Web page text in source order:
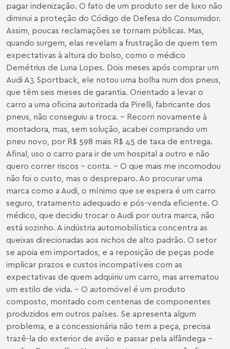
pagar indenização. O fato de um produto ser de luxo não
diminui a proteção do Código de Defesa do Consumidor.
Assim, poucas reclamações se tornam públicas. Mas,
quando surgem, elas revelam a frustração de quem tem
expectativas à altura do bolso, como o médico
Demétrius de Luna Lopes. Dois meses após comprar um
Audi A3 Sportback, ele notou uma bolha num dos pneus,
que têm seis meses de garantia. Orientado a levar o
carro a uma oficina autorizada da Pirelli, fabricante dos
pneus, não conseguiu a troca. - Recorri novamente à
montadora, mas, sem solução, acabei comprando um
pneu novo, por R$ 598 mais R$ 45 de taxa de entrega.
Afinal, uso o carro para ir de um hospital a outro e não
quero correr riscos - conta. - O que mais me incomodou
não foi o custo, mas o despreparo. Ao procurar uma
marca como a Audi, o mínimo que se espera é um carro
seguro, tratamento adequado e pós-venda eficiente. O
médico, que decidiu trocar o Audi por outra marca, não
está sozinho. A indústria automobilística concentra as
queixas direcionadas aos nichos de alto padrão. O setor
se apoia em importados, e a reposição de peças pode
implicar prazos e custos incompatíveis com as
expectativas de quem adquiriu um carro, mas arrematou
um estilo de vida. - O automóvel é um produto
composto, montado com centenas de componentes
produzidos em outros países. Se apresenta algum
problema, e a concessionária não tem a peça, precisa
trazê-la do exterior de avião e passar pela alfândega -